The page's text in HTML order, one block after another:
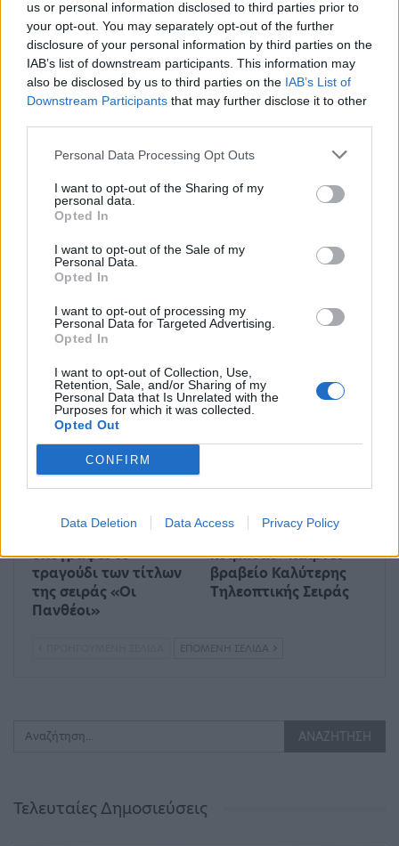
us or personal information disclosed to third parties prior to
your opt-out. You may separately opt-out of the further
disclosure of your personal information by third parties on the
IAB’s list of downstream participants. This information may
also be disclosed by us to third parties on the IAB’s List of
Downstream Participants that may further disclose it to other
Personal Data Processing Opt Outs
I want to opt-out of the Sharing of my
personal data.
Opted In
I want to opt-out of the Sale of my
Personal Data.
Opted In
I want to opt-out of processing my
Personal Data for Targeted Advertising.
Opted In
I want to opt-out of Collection, Use,
Retention, Sale, and/or Sharing of my
Personal Data that Is Unrelated with the
Purposes for which it was collected.
Opted Out
CONFIRM
Data Deletion Data Access Privacy Policy
στην πλατεία το πρωί για
το μετρό – 32
προσαγωγές
αντεπίθεσης και
πρόκρισης
MEDIA
Σε νέα ώρα το «Mega
Σαββατοκύριακο»
MEDIA
Η πρώτη μεγάλη
δημοσκόπηση της
ΣΥΡΙΖΑ στο «MEGA…
MEDIA
Ο Μίνως Μάτσας
υπογράφει το
τραγούδι των τίτλων
της σειράς «Οι
Πανθέοι»
MEDIA
Το «Κάνε ότι
κοιμάσαι» παίρνει
βραβείο Καλύτερης
Τηλεοπτικής Σειράς
ΕΠΌΜΕΝΗ ΣΕΛΊΔΑ
Τελευταίες Δημοσιεύσεις